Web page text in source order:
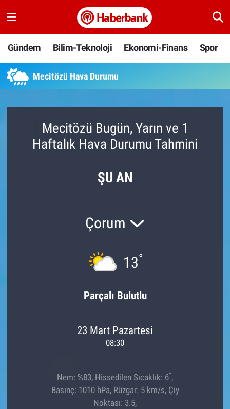
Gündem Bilim-Teknoloji Ekonomi-Finans Spor
Mecitözü Hava Durumu
Mecitözü Bugün, Yarın ve 1
Haftalık Hava Durumu Tahmini
ŞU AN
Çorum
13°
Parçalı Bulutlu
23 Mart Pazartesi
08:30
Nem: %83, Hissedilen Sıcaklık: 6°,
Basınç: 1010 hPa, Rüzgar: 5 km/s, Çiy
Noktası: 3.5,
Bilim-Teknoloji
Ekonomi-Finans
Yaşam
Hava Durumu
Namaz Vakitleri
Süper Lig Puan Durumu ve Fikstür